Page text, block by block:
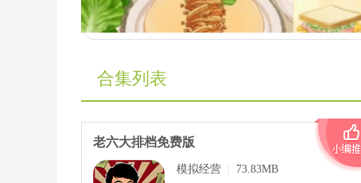
合集列表
老六大排档免费版
模拟经营
73.83MB